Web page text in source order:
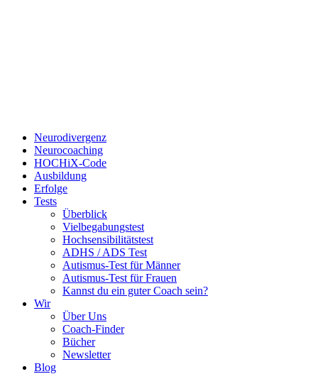
Neurodivergenz
Neurocoaching
HOCHiX-Code
Ausbildung
Erfolge
Tests
Überblick
Vielbegabungstest
Hochsensibilitätstest
ADHS / ADS Test
Autismus-Test für Männer
Autismus-Test für Frauen
Kannst du ein guter Coach sein?
Wir
Über Uns
Coach-Finder
Bücher
Newsletter
Blog